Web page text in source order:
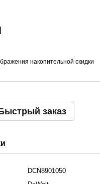
накопительной скидки
заказ
DCN8901050